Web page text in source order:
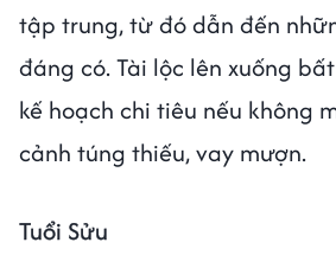
tập trung, từ đó dẫn đến
đáng có. Tài lộc lên xuống
kế hoạch chi tiêu nếu không
cảnh túng thiếu, vay mượn.
Tuổi Sửu